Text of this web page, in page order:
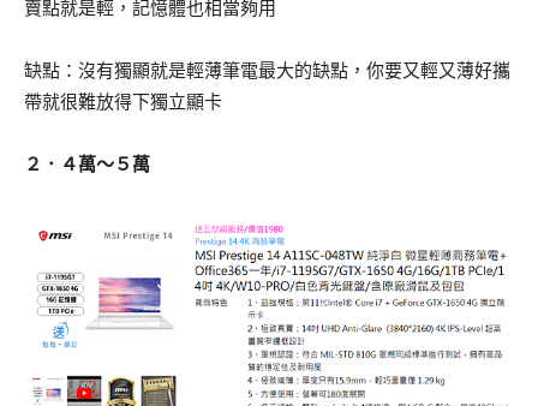
賣點就是輕，記憶體也相當夠用
缺點：沒有獨顯就是輕薄筆電最大的缺點，你要又輕又薄好攜
帶就很難放得下獨立顯卡
２．４萬～５萬